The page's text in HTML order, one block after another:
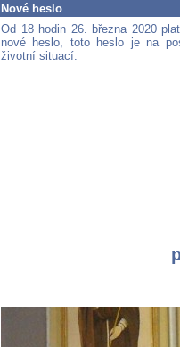
Nové heslo
Od 18 hodin 26. března 2020
nové heslo, toto heslo je na
životní situací.